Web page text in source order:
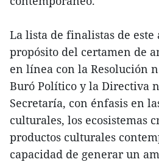
La lista de finalistas de
propósito del certamen de
en línea con la Resolución
Buró Político y la Directiva
Secretaría, con énfasis en
culturales, los ecosistemas
productos culturales
capacidad de generar un